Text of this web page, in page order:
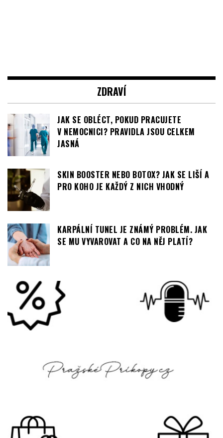
ZDRAVÍ
JAK SE OBLÉCT, POKUD PRACUJETE
V NEMOCNICI? PRAVIDLA JSOU CELKEM
JASNÁ
SKIN BOOSTER NEBO BOTOX? JAK SE LIŠÍ A
PRO KOHO JE KAŽDÝ Z NICH VHODNÝ
KARPÁLNÍ TUNEL JE ZNÁMÝ PROBLÉM. JAK
SE MU VYVAROVAT A CO NA NĚJ PLATÍ?